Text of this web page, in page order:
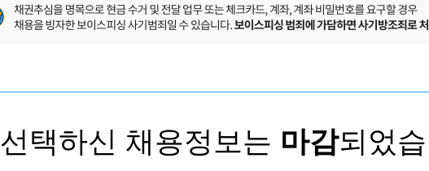
선택하신 채용정보는 마감되었